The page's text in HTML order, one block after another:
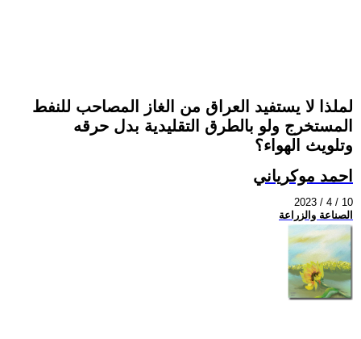
لملذا لا يستفيد العراق من الغاز المصاحب للنفط
المستخرج ولو بالطرق التقليدية بدل حرقه
وتلويث الهواء؟
احمد موكرياني
2023 / 4 / 10
الصناعة والزراعة